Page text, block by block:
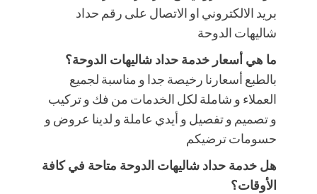
بريد الالكتروني او الاتصال على رقم حداد
شاليهات الدوحة
ما هي أسعار خدمة حداد شاليهات الدوحة؟
بالطبع أسعارنا رخيصة جدا و مناسبة لجميع
العملاء و شاملة لكل الخدمات من فك و تركيب
و تصميم و تفصيل و أيدي عاملة و لدينا عروض و
حسومات ترضيكم
هل خدمة حداد شاليهات الدوحة متاحة في كافة
الأوقات؟